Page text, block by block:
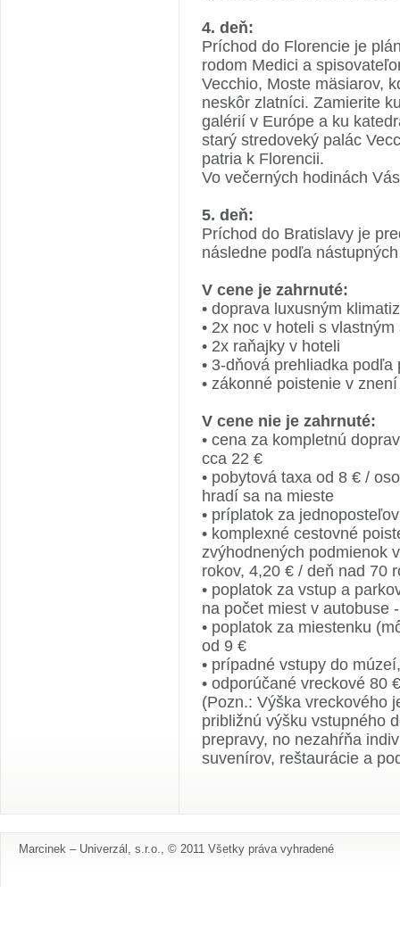
4. deň:
Príchod do Florencie je
rodom Medici a
Vecchio, Moste mäsiarov,
neskôr zlatníci. Zamierite
galérií v Európe a ku
starý stredoveký palác
patria k Florencii.
Vo večerných hodinách
5. deň:
Príchod do Bratislavy je
následne podľa
V cene je zahrnuté:
• doprava luxusným
• 2x noc v hoteli s
• 2x raňajky v hoteli
• 3-dňová prehliadka
• zákonné poistenie v
V cene nie je zahrnuté:
• cena za kompletnú
cca 22 €
• pobytová taxa od 8 € /
hradí sa na mieste
• príplatok za
• komplexné cestovné
zvýhodnených podmienok
rokov, 4,20 € / deň nad 70
• poplatok za vstup a
na počet miest v autobuse
• poplatok za miestenku
od 9 €
• prípadné vstupy do
• odporúčané vreckové 80
(Pozn.: Výška vreckového
približnú výšku vstupného
prepravy, no nezahŕňa
suvenírov, reštaurácie a
Marcinek – Univerzál, s.r.o., © 2011 Všetky práva vyhradené